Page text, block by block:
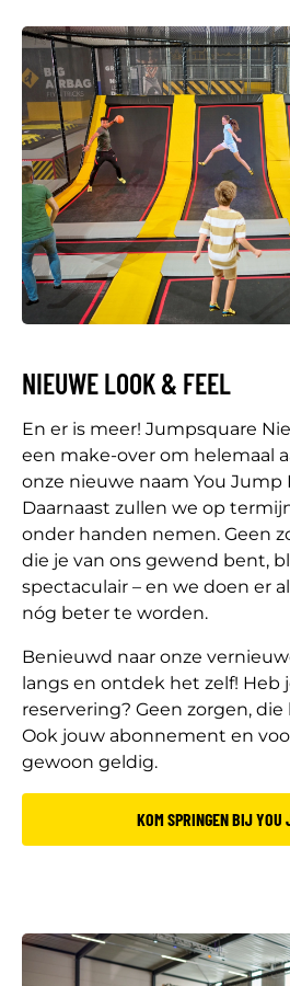
NIEUWE LOOK & FEEL
En er is meer! Jumpsquare
een make-over om helemaal
onze nieuwe naam You Jump
Daarnaast zullen we op
onder handen nemen. Geen
die je van ons gewend bent,
spectaculair – en we doen er
nóg beter te worden.
Benieuwd naar onze
langs en ontdek het zelf! Heb
reservering? Geen zorgen,
Ook jouw abonnement en
gewoon geldig.
KOM SPRINGEN BIJ YOU